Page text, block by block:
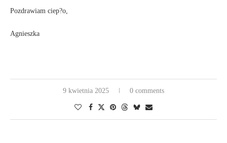
Pozdrawiam ciep?o,
Agnieszka
9 kwietnia 2025 0 comments